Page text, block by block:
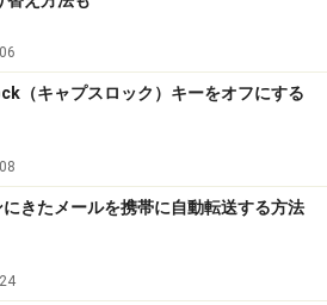
（キャプスロック）キーをオフにする
きたメールを携帯に自動転送する方法